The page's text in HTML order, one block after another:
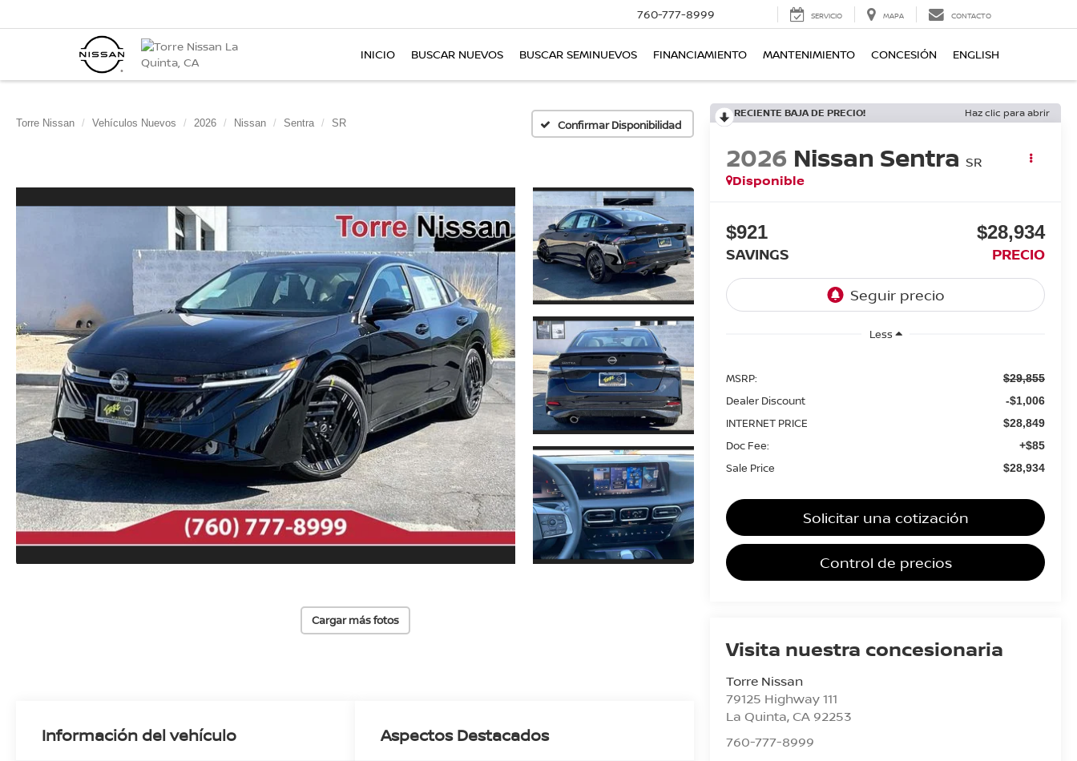
760-777-8999 SERVICIO MAPA CONTACTO
INICIO BUSCAR NUEVOS BUSCAR SEMINUEVOS FINANCIAMIENTO MANTENIMIENTO CONCESIÓN ENGLISH
Torre Nissan Vehículos Nuevos 2026 Nissan Sentra SR Confirmar Disponibilidad
Cargar más fotos
RECIENTE BAJA DE PRECIO! Haz clic para abrir
2026 Nissan Sentra SR
Disponible
$921
SAVINGS
$28,934
PRECIO
Less
MSRP: $29,855
Dealer Discount -$1,006
INTERNET PRICE $28,849
Doc Fee: +$85
Sale Price $28,934
Solicitar una cotización
Control de precios
Visita nuestra concesionaria
Torre Nissan
79125 Highway 111
La Quinta, CA 92253
760-777-8999
Información del vehículo Aspectos Destacados